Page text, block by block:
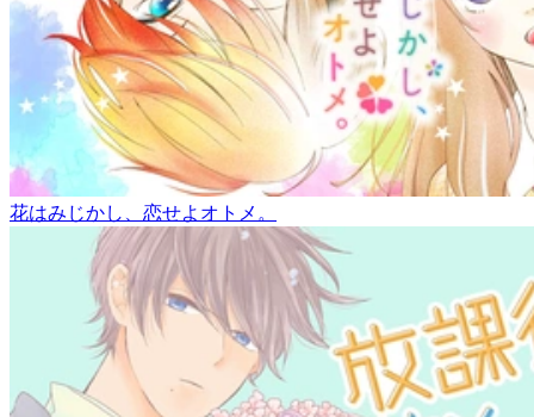
花はみじかし、恋せよオトメ。